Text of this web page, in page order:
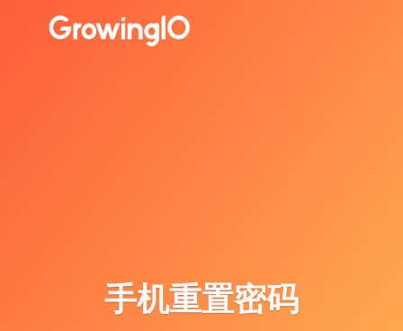
手机重置密码